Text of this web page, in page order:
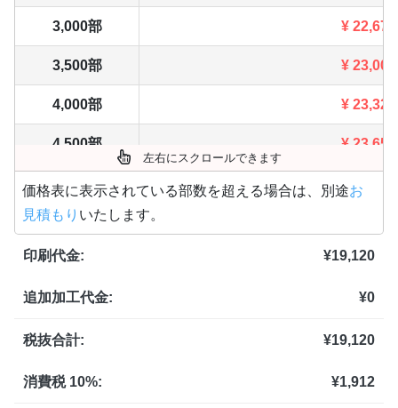
3,000部 ¥ 22,671
3,500部 ¥ 23,001
4,000部 ¥ 23,320
4,500部 ¥ 23,650
5,000部 ¥ 23,980
5,500部
6,000部 ¥ 24,640
6,500部 24,959
7,000部 ¥ 25,289
7,500部 ¥ 25,619
左右にスクロールできます
価格表に表示されている部数を超える場合は、別途お
見積もり いたします。
印刷代金: ¥19,120
追加加工代金: ¥0
税抜合計: ¥19,120
消費税 10%: ¥1,912